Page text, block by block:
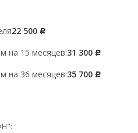
22 500 Р
на 15 месяцев:31 300 Р
на 36 месяцев:35 700 Р